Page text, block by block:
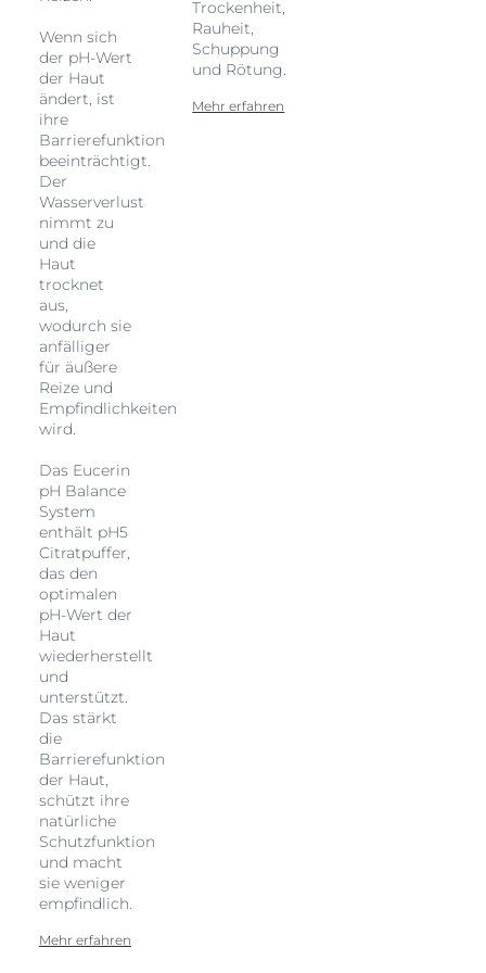
Wenn sich
der pH-Wert
der Haut
ändert, ist
ihre
Barrierefunktion
beeinträchtigt.
Der
Wasserverlust
nimmt zu
und die
Haut
trocknet
aus,
wodurch sie
anfälliger
für äußere
Reize und
Empfindlichkeiten
wird.
Das Eucerin
pH Balance
System
enthält pH5
Citratpuffer,
das den
optimalen
pH-Wert der
Haut
wiederherstellt
und
unterstützt.
Das stärkt
die
Barrierefunktion
der Haut,
schützt ihre
natürliche
Schutzfunktion
und macht
sie weniger
empfindlich.
Mehr erfahren
Trockenheit,
Rauheit,
Schuppung
und Rötung.
Mehr erfahren